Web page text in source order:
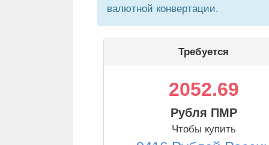
валютной конвертации.
Требуется
2052.69
Рубля ПМР
Чтобы купить